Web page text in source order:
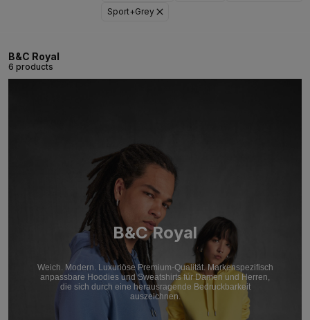
Sport+Grey
B&C Royal
6 products
B&C Royal
Weich. Modern. Luxuriöse Premium-Qualität. Markenspezifisch
anpassbare Hoodies und Sweatshirts für Damen und Herren,
die sich durch eine herausragende Bedruckbarkeit
auszeichnen.